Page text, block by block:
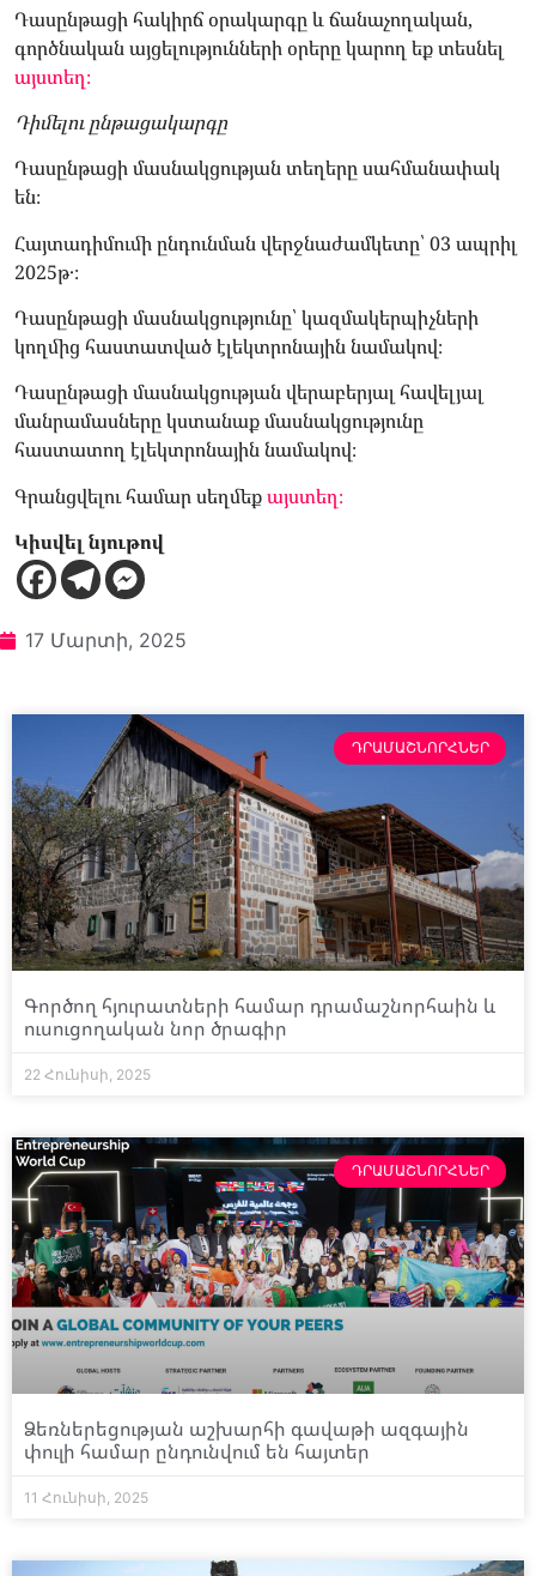
Դասընթացի հակիրճ օրակարգը և ճանաչողական,
գործնական այցելությունների օրերը կարող եք տեսնել
այստեղ։
Դիմելու ընթացակարգը
Դասընթացի մասնակցության տեղերը սահմանափակ
են։
Հայտադիմումի ընդունման վերջնաժամկետը՝ 03 ապրիլ
2025թ․։
Դասընթացի մասնակցությունը՝ կազմակերպիչների
կողմից հաստատված էլեկտրոնային նամակով։
Դասընթացի մասնակցության վերաբերյալ հավելյալ
մանրամասները կստանաք մասնակցությունը
հաստատող էլեկտրոնային նամակով։
Գրանցվելու համար սեղմեքայստեղ։
Կիսվել նյութով
17 Մարտի, 2025
ԴՐԱՄԱՇՆՈՐՀՆԵՐ
Գործող հյուրատների համար դրամաշնորհաին և
ուսուցողական նոր ծրագիր
22 Հունիսի, 2025
ԴՐԱՄԱՇՆՈՐՀՆԵՐ
Ձեռներեցության աշխարհի գավաթի ազգային
փուլի համար ընդունվում են հայտեր
11 Հունիսի, 2025